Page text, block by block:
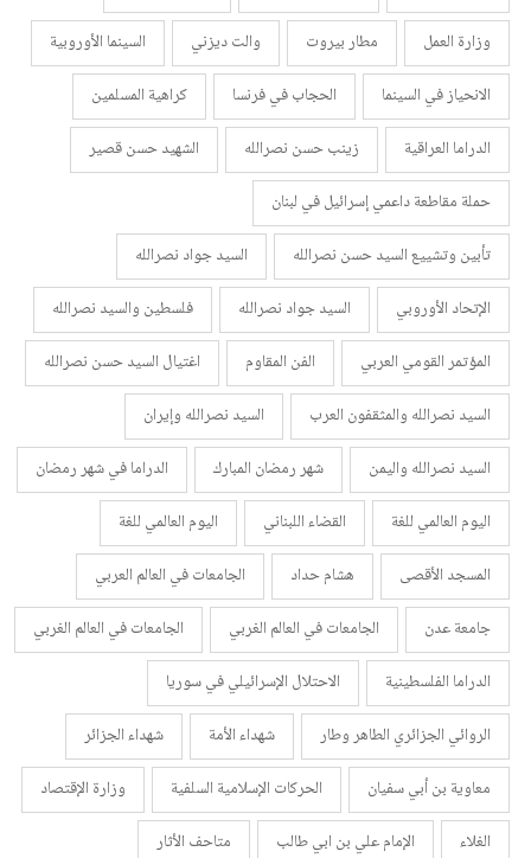
وزارة العمل
مطار بيروت والت ديزني
السينما الأوروبية
الانحياز في السينما
الحجاب في فرنسا
كراهية المسلمين
الدراما العراقية
زينب حسن نصرالله
الشهيد حسن قصير
حملة مقاطعة داعمي إسرائيل في لبنان
تأبين وتشييع السيد حسن نصرالله
السيد جواد نصرالله
الإتحاد الأوروبي
السيد جواد نصرالله
فلسطين والسيد نصرالله
المؤتمر القومي العربي
الفن المقاوم
اغتيال السيد حسن نصرالله
السيد نصرالله والمثقفون العرب
السيد نصرالله وإيران
السيد نصرالله واليمن
شهر رمضان المبارك
الدراما في شهر رمضان
اليوم العالمي للغة
القضاء اللبناني
اليوم العالمي للغة
المسجد الأقصى
هشام حداد
الجامعات في العالم العربي
جامعة عدن
الجامعات في العالم الغربي
الجامعات في العالم الغربي
الدراما الفلسطينية
الاحتلال الإسرائيلي في سوريا
الروائي الجزائري الطاهر وطار
شهداء الأمة
شهداء الجزائر
معاوية بن أبي سفيان
الحركات الإسلامية السلفية
وزارة الإقتصاد
الغلاء
الإمام علي بن ابي طالب
متاحف الأثار